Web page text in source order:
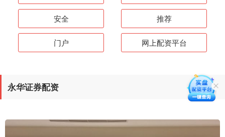
安全 推荐
门户 网上配资平台
永华证券配资